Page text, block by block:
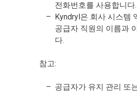
전화번호를 사용합니다.
Kyndryl은 회사 시스템
공급자 직원의 이름과
다.
참고:
공급자가 유지 관리 또